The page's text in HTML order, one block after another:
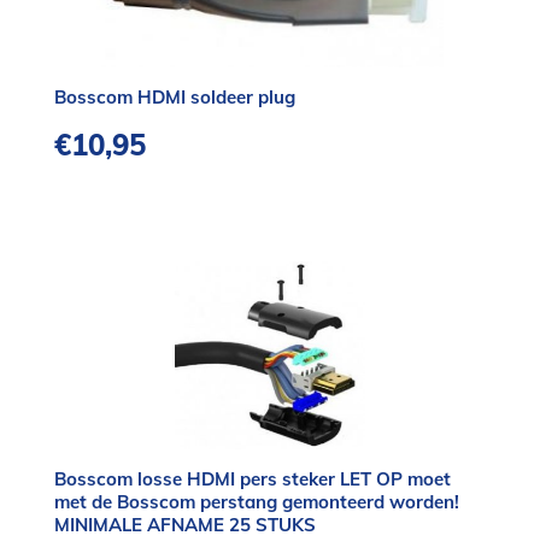
Bosscom HDMI soldeer plug
€10,95
Bosscom losse HDMI pers steker LET OP moet
met de Bosscom perstang gemonteerd worden!
MINIMALE AFNAME 25 STUKS